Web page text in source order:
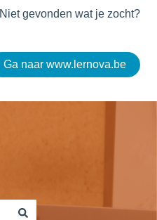
Niet gevonden wat je zocht?
Ga naar www.lernova.be